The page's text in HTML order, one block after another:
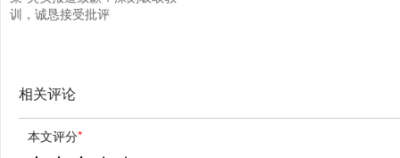
训，诚恳接受批评
相关评论
本文评分*